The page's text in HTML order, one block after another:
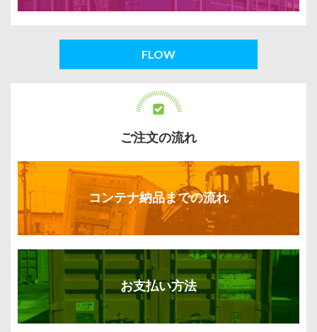
FLOW
ご注文の流れ
コンテナ納品までの流れ
お支払い方法